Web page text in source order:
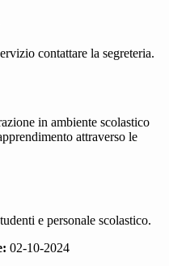
contattare la segreteria.
in ambiente scolastico
attraverso le
e personale scolastico.
02-10-2024